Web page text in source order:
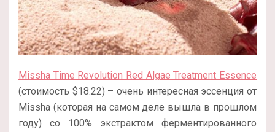
Missha Time Revolution Red Algae Treatment Essence
(стоимость $18.22) – очень интересная эссенция от
Missha (которая на самом деле вышла в прошлом
году) со 100% экстрактом ферментированного